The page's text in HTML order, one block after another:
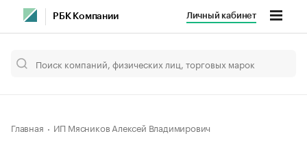
РБК Компании Личный кабинет
Главная ИП Мясников Алексей Владимирович